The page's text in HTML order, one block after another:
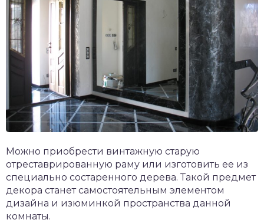
Можно приобрести винтажную старую
отреставрированную раму или изготовить ее из
специально состаренного дерева. Такой предмет
декора станет самостоятельным элементом
дизайна и изюминкой пространства данной
комнаты.